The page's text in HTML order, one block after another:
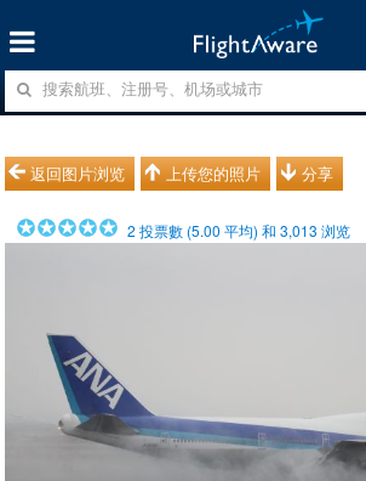
返回图片浏览 上传您的照片 分享
2 投票數 (5.00 平均) 和3,013 浏览